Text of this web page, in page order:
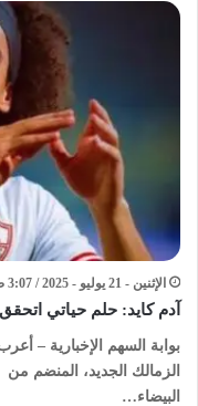
الإثنين - 21 يوليو - 2025 / 3:07 صباحًا
آدم كايد: حلم حياتي
بوابة السهم الإخبارية –
الزمالك الجديد، المنضم من
البيضاء…